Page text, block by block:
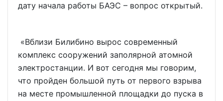
дату начала работы БАЭС – вопрос открытый.
«Вблизи Билибино вырос современный
комплекс сооружений заполярной атомной
электростанции. И вот сегодня мы говорим,
что пройден большой путь от первого взрыва
на месте промышленной площадки до пуска в